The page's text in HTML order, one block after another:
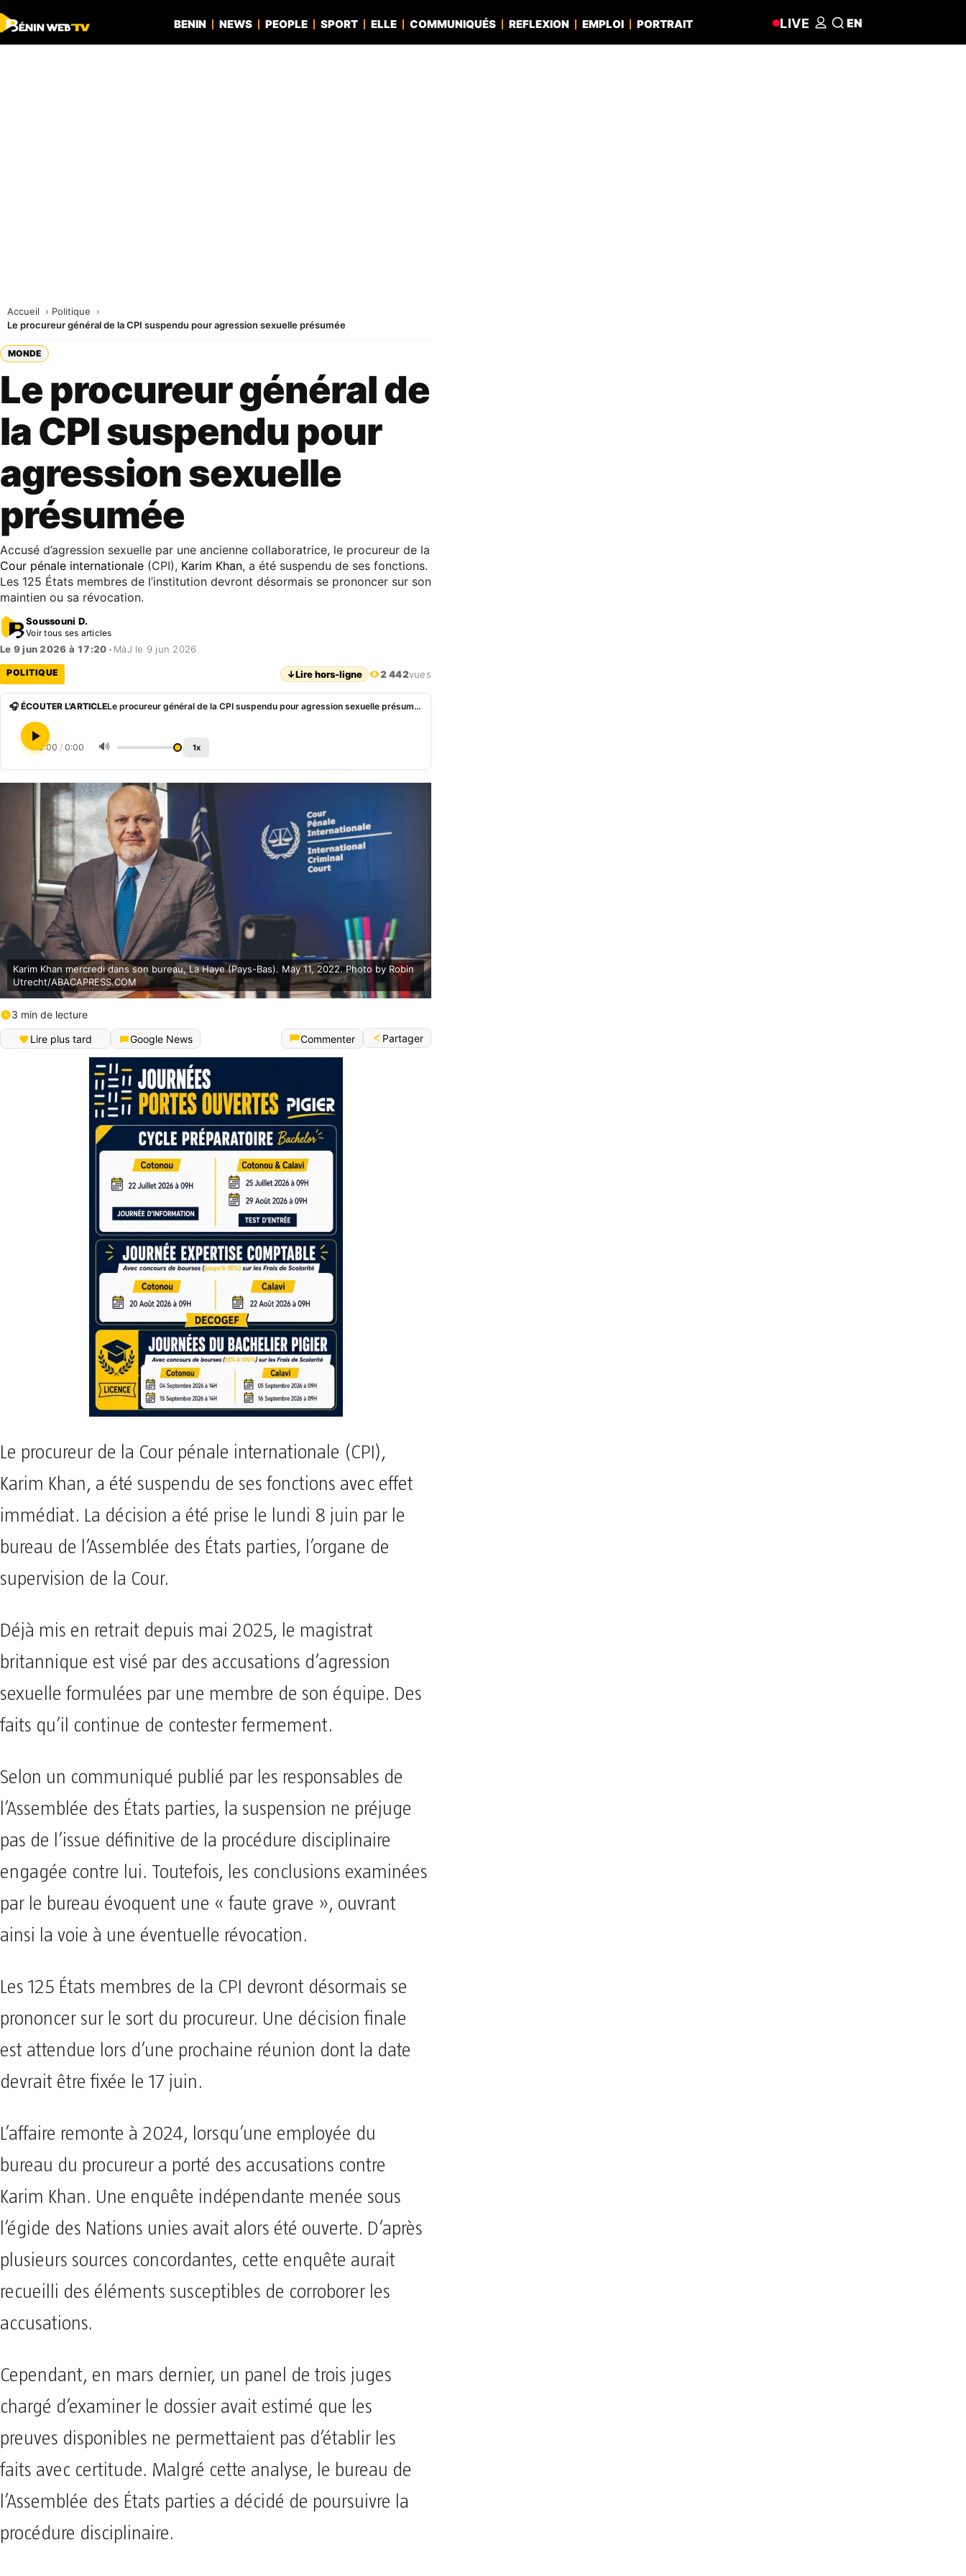
BENIN NEWS PEOPLE SPORT ELLE COMMUNIQUÉS REFLEXION EMPLOI PORTRAIT LIVE EN
Accueil
Politique
Le procureur général de la CPI suspendu pour agression sexuelle présumée
MONDE
Le procureur général de
la CPI suspendu pour
agression sexuelle
présumée
Accusé d’agression sexuelle par une ancienne collaboratrice, le procureur de la
Cour pénale internationale (CPI), Karim Khan, a été suspendu de ses fonctions.
Les 125 États membres de l’institution devront désormais se prononcer sur son
maintien ou sa révocation.
Soussouni D.
Voir tous ses articles
Le 9 jun 2026 à 17:20 • MàJ le 9 jun 2026
POLITIQUE ↓Lire hors-ligne 2 442vues
🎧 ÉCOUTER L'ARTICLE Le procureur général de la CPI suspendu pour agression sexuelle présumée
0:00 / 0:00 🔊 1x
Karim Khan mercredi dans son bureau, La Haye (Pays-Bas). May 11, 2022. Photo by Robin
Utrecht/ABACAPRESS.COM
3 min de lecture
Lire plus tard
Google News Commenter Partager
Le procureur de la Cour pénale internationale (CPI),
Karim Khan, a été suspendu de ses fonctions avec effet
immédiat. La décision a été prise le lundi 8 juin par le
bureau de l’Assemblée des États parties, l’organe de
supervision de la Cour.
Déjà mis en retrait depuis mai 2025, le magistrat
britannique est visé par des accusations d’agression
sexuelle formulées par une membre de son équipe. Des
faits qu’il continue de contester fermement.
Selon un communiqué publié par les responsables de
l’Assemblée des États parties, la suspension ne préjuge
pas de l’issue définitive de la procédure disciplinaire
engagée contre lui. Toutefois, les conclusions examinées
par le bureau évoquent une « faute grave », ouvrant
ainsi la voie à une éventuelle révocation.
Les 125 États membres de la CPI devront désormais se
prononcer sur le sort du procureur. Une décision finale
est attendue lors d’une prochaine réunion dont la date
devrait être fixée le 17 juin.
L’affaire remonte à 2024, lorsqu’une employée du
bureau du procureur a porté des accusations contre
Karim Khan. Une enquête indépendante menée sous
l’égide des Nations unies avait alors été ouverte. D’après
plusieurs sources concordantes, cette enquête aurait
recueilli des éléments susceptibles de corroborer les
accusations.
Cependant, en mars dernier, un panel de trois juges
chargé d’examiner le dossier avait estimé que les
preuves disponibles ne permettaient pas d’établir les
faits avec certitude. Malgré cette analyse, le bureau de
l’Assemblée des États parties a décidé de poursuivre la
procédure disciplinaire.